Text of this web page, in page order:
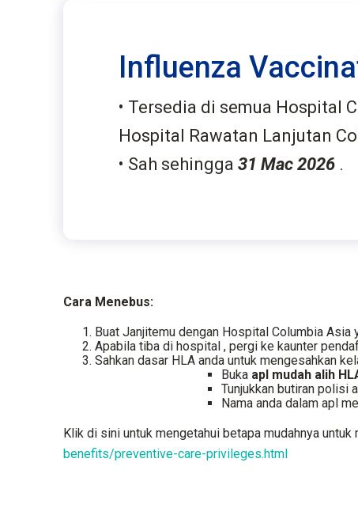
Influenza
• Tersedia di semua Hospital
Hospital Rawatan Lanjutan
• Sah sehingga 31 Mac 2026 .
Cara Menebus:
Buat Janjitemu dengan Hospital Columbia Asia
Apabila tiba di hospital , pergi ke kaunter
Sahkan dasar HLA anda untuk mengesahkan
Buka apl mudah alih
Tunjukkan butiran polisi
Nama anda dalam apl
Klik di sini untuk mengetahui betapa mudahnya
benefits/preventive-care-privileges.html